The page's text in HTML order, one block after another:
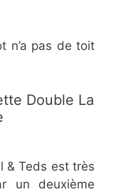
n’a pas de toit
Double La
& Teds est très
un deuxième